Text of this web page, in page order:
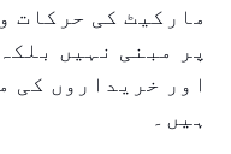
مارکیٹ کی حرکات
پر مبنی نہیں
اور خریداروں کی
ہیں۔